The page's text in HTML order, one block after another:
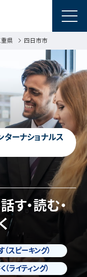
県 四日市市
ターナショナルス
話す・読む・
（スピーキング）
（ライティング）